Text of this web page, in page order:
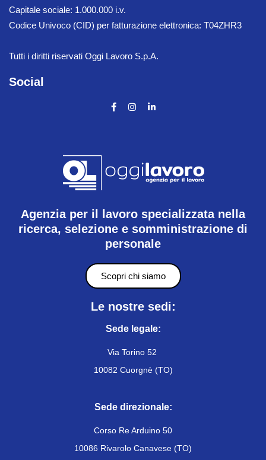
Capitale sociale: 1.000.000 i.v.
Codice Univoco (CID) per fatturazione elettronica: T04ZHR3
Tutti i diritti riservati Oggi Lavoro S.p.A.
Social
Agenzia per il lavoro specializzata nella
ricerca, selezione e somministrazione di
personale
Scopri chi siamo
Le nostre sedi:
Sede legale:
Via Torino 52
10082 Cuorgnè (TO)
Sede direzionale:
Corso Re Arduino 50
10086 Rivarolo Canavese (TO)